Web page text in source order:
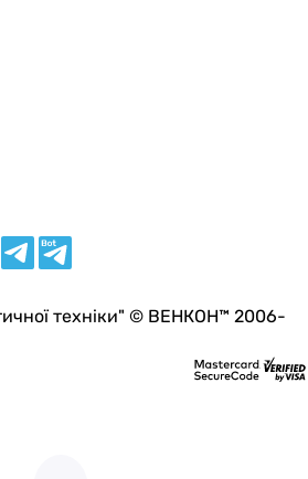
техніки" © ВЕНКОН™ 2006-